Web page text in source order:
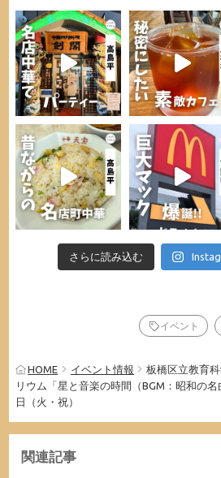
さらに読み込む
イベント
HOME イベント情報
板橋区立教育
リウム「星と音楽の時間（BGM：昭和の
日（火・祝）
関連記事